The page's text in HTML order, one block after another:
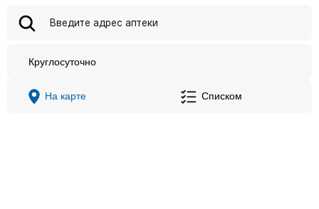
Круглосуточно
На карте Списком